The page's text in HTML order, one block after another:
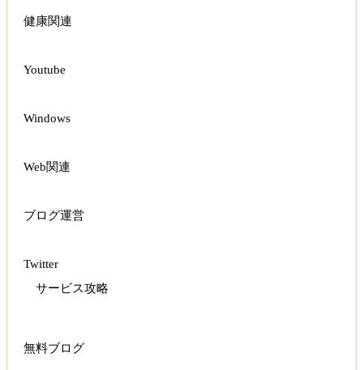
健康関連
Youtube
Windows
Web関連
ブログ運営
Twitter
サービス攻略
無料ブログ